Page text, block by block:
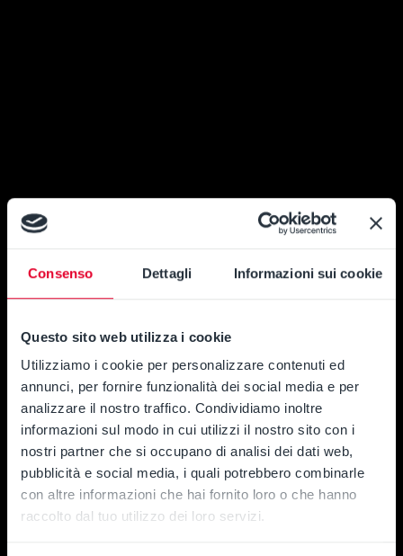
Consenso Dettagli Informazioni sui cookie
Questo sito web utilizza i cookie
Utilizziamo i cookie per personalizzare contenuti ed
annunci, per fornire funzionalità dei social media e per
analizzare il nostro traffico. Condividiamo inoltre
informazioni sul modo in cui utilizzi il nostro sito con i
nostri partner che si occupano di analisi dei dati web,
pubblicità e social media, i quali potrebbero combinarle
con altre informazioni che hai fornito loro o che hanno
raccolto dal tuo utilizzo dei loro servizi.